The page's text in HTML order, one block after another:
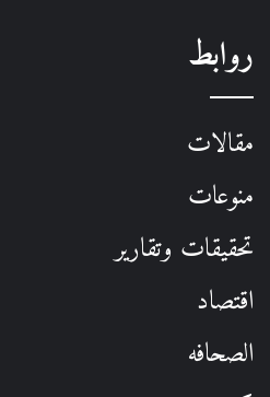
روابط
مقالات
منوعات
تحقيقات وتقارير
اقتصاد
الصحافه